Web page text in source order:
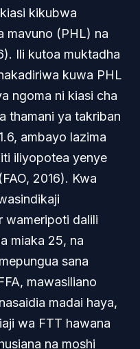
kikubwa
mavuno (PHL) na
Ili kutoa muktadha
kuwa PHL
ngoma ni kiasi cha
thamani ya takriban
ambayo lazima
iliyopotea yenye
2016). Kwa
wameripoti dalili
miaka 25, na
sana
mawasiliano
madai haya,
wa FTT hawana
na moshi